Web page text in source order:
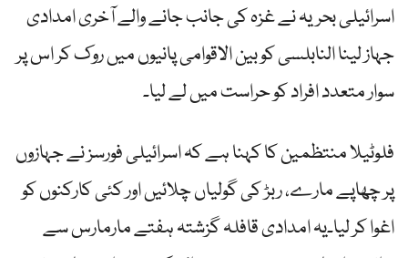
اسرائیلی بحریہ نے غزہ کی جانب جانے والے آخری امدادی
جہاز لینا النابلسی کو بین الاقوامی پانیوں میں روک کر اس پر
سوار متعدد افراد کو حراست میں لے لیا۔
فلوٹیلا منتظمین کا کہنا ہے کہ اسرائیلی فورسز نے جہازوں
پر چھاپے مارے، ربڑ کی گولیاں چلائیں اور کئی کارکنوں کو
اغوا کر لیا۔یہ امدادی قافلہ گزشتہ ہفتے مارمارس سے